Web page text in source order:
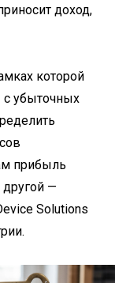
доход,
которой
с убыточных
прибыль
другой —
Solutions